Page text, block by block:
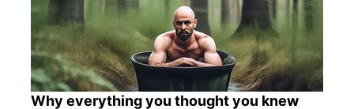
Why everything you thought you knew